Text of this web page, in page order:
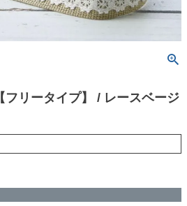
リータイプ】 / レースベージ